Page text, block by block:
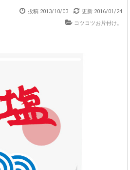
投稿 2013/10/03 更新 2016/01/24
コツコツお片付け。